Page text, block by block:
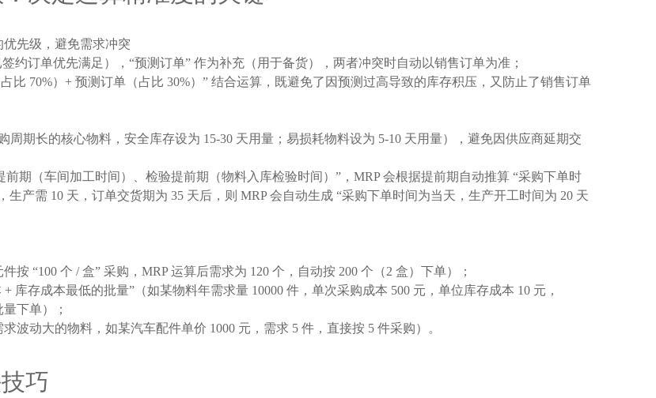
优先级，避免需求冲突
约订单优先满足），“预测订单” 作为补充（用于备货），两者冲突时自动以销售订单为准；
比 70%）+ 预测订单（占比 30%）” 结合运算，既避免了因预测过高导致的库存积压，又防止了销售订单
期长的核心物料，安全库存设为 15-30 天用量；易损耗物料设为 5-10 天用量），避免因供应商延期交
期（车间加工时间）、检验提前期（物料入库检验时间）”，MRP 会根据提前期自动推算 “采购下单时
生产需 10 天，订单交货期为 35 天后，则 MRP 会自动生成 “采购下单时间为当天，生产开工时间为 20 天
“100 个 / 盒” 采购，MRP 运算后需求为 120 个，自动按 200 个（2 盒）下单）；
库存成本最低的批量”（如某物料年需求量 10000 件，单次采购成本 500 元，单位库存成本 10 元，
下单）；
波动大的物料，如某汽车配件单价 1000 元，需求 5 件，直接按 5 件采购）。
巧